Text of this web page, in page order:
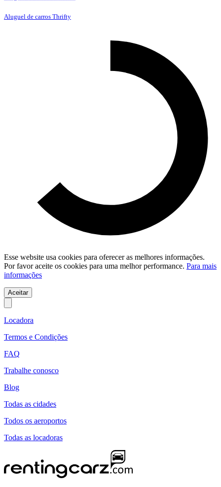
Aluguel de carros Thrifty
Esse website usa cookies para oferecer as melhores informações.
Por favor aceite os cookies para uma melhor performance. Para mais
informações
Aceitar
Locadora
Termos e Condições
FAQ
Trabalhe conosco
Blog
Todas as cidades
Todos os aeroportos
Todas as locadoras